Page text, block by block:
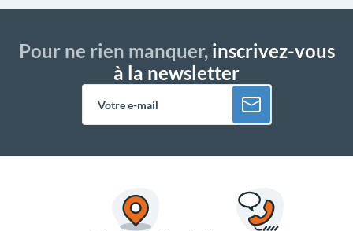
Pour ne rien manquer,inscrivez-vous
à la newsletter